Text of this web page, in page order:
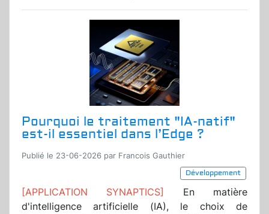
Pourquoi le traitement "IA-natif"
est-il essentiel dans l’Edge ?
Publié le 23-06-2026 par Francois Gauthier
Développement
[APPLICATION SYNAPTICS] En matière
d'intelligence artificielle (IA), le choix de